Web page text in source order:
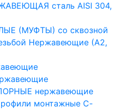
сталь AISI 304,
(МУФТЫ) со сквозной
Нержавеющие (А2,
нержавеющие
монтажные С-